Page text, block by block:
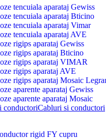
tencuiala aparataj Gewiss
tencuiala aparataj Bticino
tencuiala aparataj Vimar
tencuiala aparataj AVE
rigips aparataj Gewiss
rigips aparataj Bticino
rigips aparataj VIMAR
rigips aparataj AVE
rigips aparataj Mosaic
aparente aparataj Gewiss
aparente aparataj Mosaic
Cabluri si conductori
rigid FY cupru